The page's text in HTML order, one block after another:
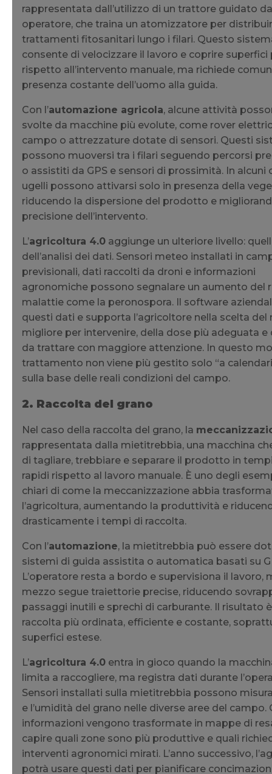
rappresentata dall’utilizzo di un trattore guidato
operatore, che traina un atomizzatore per
trattamenti fitosanitari lungo i filari. Questo
consente di velocizzare il lavoro e coprire superfici
rispetto all’intervento manuale, ma richiede
presenza costante dell’uomo alla guida.
Con l’automazione agricola, alcune attività
svolte da macchine più evolute, come rover
campo o attrezzature dotate di sensori. Questi
possono muoversi tra i filari seguendo percorsi
o assistiti da GPS e sensori di prossimità. In alcuni
ugelli possono attivarsi solo in presenza della
riducendo la dispersione del prodotto e
precisione dell’intervento.
L’agricoltura 4.0 aggiunge un ulteriore livello:
dell’analisi dei dati. Sensori meteo installati in
previsionali, dati raccolti da droni e informazioni
agronomiche possono segnalare un aumento del
malattie come la peronospora. Il software
questi dati e supporta l’agricoltore nella scelta
migliore per intervenire, della dose più adeguata e
da trattare con maggiore attenzione. In questo
trattamento non viene più gestito solo “a
sulla base delle reali condizioni del campo.
2. Raccolta del grano
Nel caso della raccolta del grano, la
rappresentata dalla mietitrebbia, una macchina
di tagliare, trebbiare e separare il prodotto in
rapidi rispetto al lavoro manuale. È uno degli
chiari di come la meccanizzazione abbia
l’agricoltura, aumentando la produttività e
drasticamente i tempi di raccolta.
Con l’automazione, la mietitrebbia può essere
sistemi di guida assistita o automatica basati su
L’operatore resta a bordo e supervisiona il lavoro,
mezzo segue traiettorie precise, riducendo
passaggi inutili e sprechi di carburante. Il risultato
raccolta più ordinata, efficiente e costante,
superfici estese.
L’agricoltura 4.0 entra in gioco quando la
limita a raccogliere, ma registra dati durante
Sensori installati sulla mietitrebbia possono
e l’umidità del grano nelle diverse aree del campo.
informazioni vengono trasformate in mappe di
capire quali zone sono più produttive e quali
interventi agronomici mirati. L’anno successivo,
potrà usare questi dati per pianificare